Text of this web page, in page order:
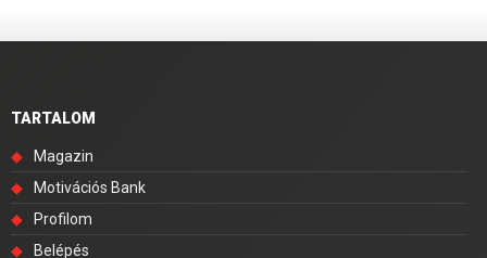
TARTALOM
◆
Magazin
◆
Motivációs Bank
◆
Profilom
◆
Belépés